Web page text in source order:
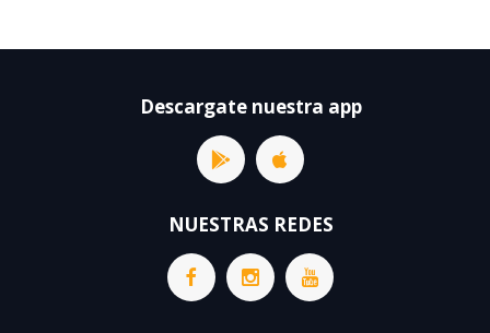
Descargate nuestra app
NUESTRAS REDES